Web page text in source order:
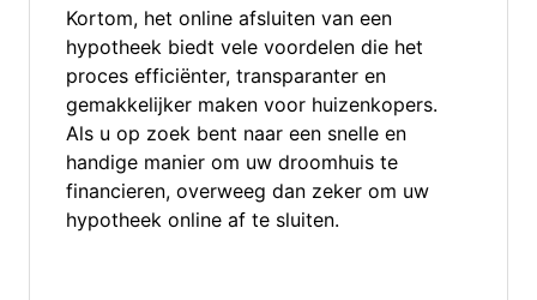
Kortom, het online afsluiten van een
hypotheek biedt vele voordelen die het
proces efficiënter, transparanter en
gemakkelijker maken voor huizenkopers.
Als u op zoek bent naar een snelle en
handige manier om uw droomhuis te
financieren, overweeg dan zeker om uw
hypotheek online af te sluiten.